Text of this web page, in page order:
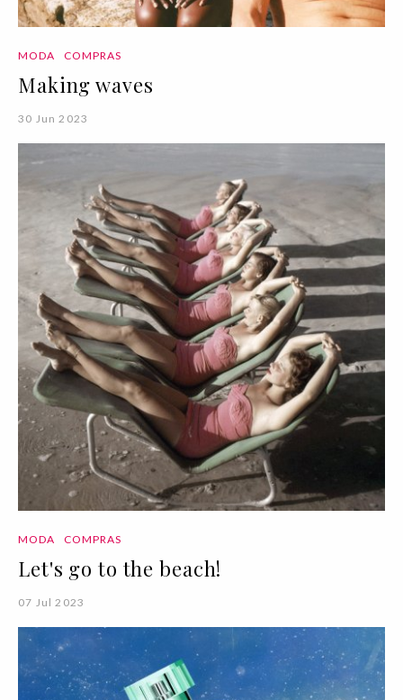
MODA COMPRAS
Making waves
30 Jun 2023
MODA COMPRAS
Let's go to the beach!
07 Jul 2023